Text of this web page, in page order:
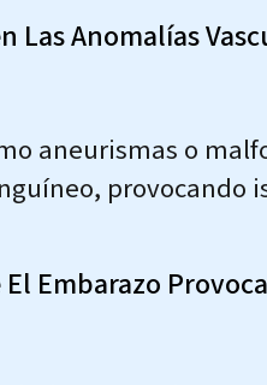
Las Anomalías
aneurismas o
provocando
El Embarazo